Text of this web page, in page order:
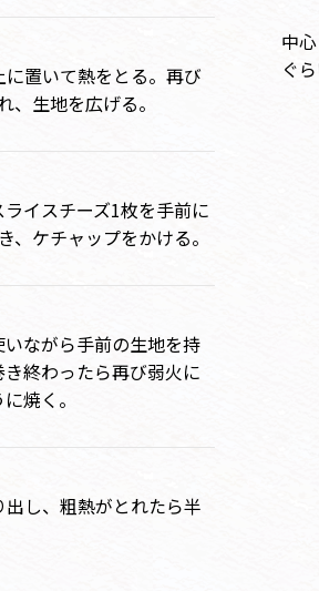
置いて熱をとる。再び
生地を広げる。
イスチーズ1枚を手前に
ケチャップをかける。
ながら手前の生地を持
終わったら再び弱火に
焼く。
し、粗熱がとれたら半
中
ぐ